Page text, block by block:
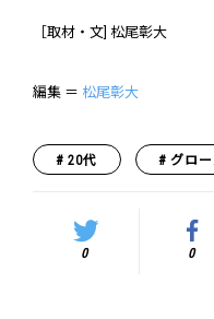
［取材・文] 松尾彰大
編集 ＝ 松尾彰大
20代 グロ
0 0